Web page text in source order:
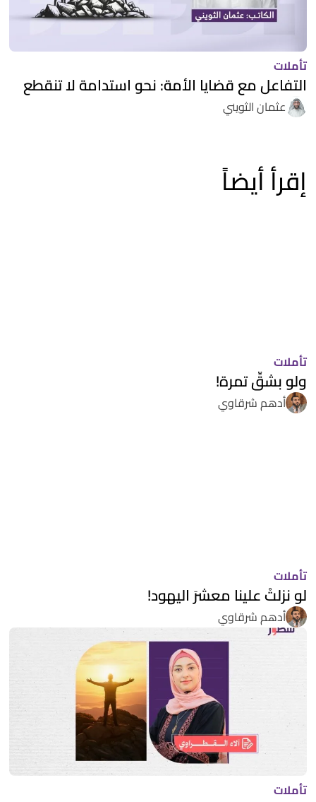
تأملات
التفاعل مع قضايا الأمة: نحو استدامة لا تنقطع
عثمان الثويني
إقرأ أيضاً
تأملات
ولو بشقِّ تمرة!
أدهم شرقاوي
تأملات
لو نزلتْ علينا معشرَ اليهود!
أدهم شرقاوي
تأملات